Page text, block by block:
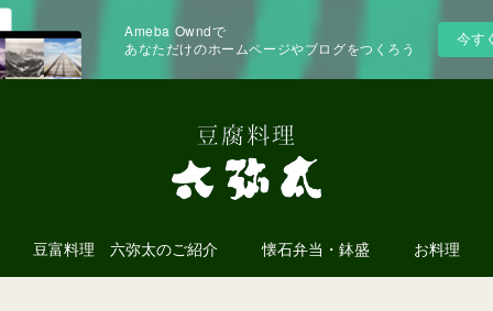
Ameba Owndで
あなただけのホームページやブログをつくろう
今す
豆富料理 六弥太のご紹介 懐石弁当・鉢盛 お料理